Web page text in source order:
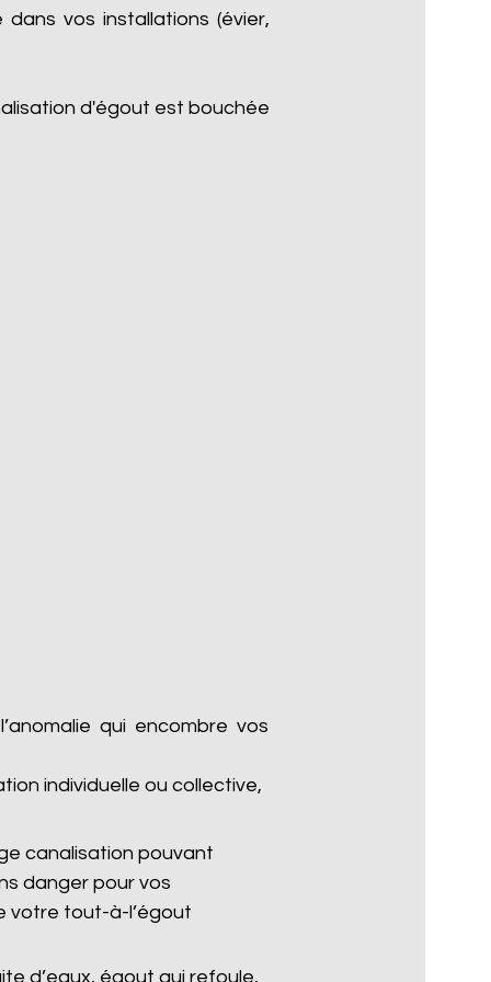
vos installations (évier,
d'égout est bouchée
qui encombre vos
individuelle ou collective,
canalisation pouvant
danger pour vos
votre tout-à-l’égout
d’eaux, égout qui refoule,